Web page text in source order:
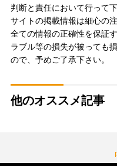
判断と責任において行って
サイトの掲載情報は細心の
全ての情報の正確性を保証
ラブル等の損失が被っても
ので、予めご了承下さい。
他のオススメ記事